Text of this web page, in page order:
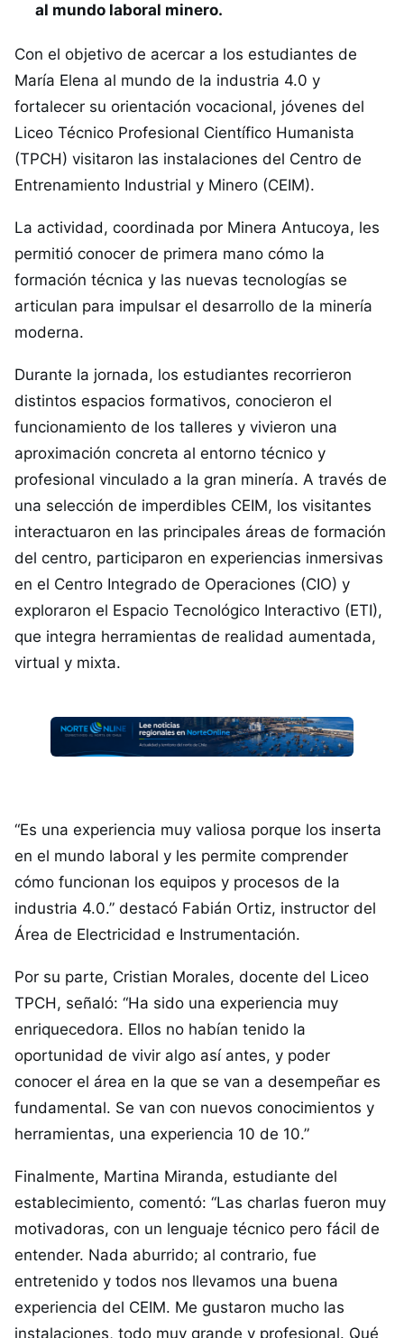
al mundo laboral minero.
Con el objetivo de acercar a los estudiantes de
María Elena al mundo de la industria 4.0 y
fortalecer su orientación vocacional, jóvenes del
Liceo Técnico Profesional Científico Humanista
(TPCH) visitaron las instalaciones del Centro de
Entrenamiento Industrial y Minero (CEIM).
La actividad, coordinada por Minera Antucoya, les
permitió conocer de primera mano cómo la
formación técnica y las nuevas tecnologías se
articulan para impulsar el desarrollo de la minería
moderna.
Durante la jornada, los estudiantes recorrieron
distintos espacios formativos, conocieron el
funcionamiento de los talleres y vivieron una
aproximación concreta al entorno técnico y
profesional vinculado a la gran minería. A través de
una selección de imperdibles CEIM, los visitantes
interactuaron en las principales áreas de formación
del centro, participaron en experiencias inmersivas
en el Centro Integrado de Operaciones (CIO) y
exploraron el Espacio Tecnológico Interactivo (ETI),
que integra herramientas de realidad aumentada,
virtual y mixta.
“Es una experiencia muy valiosa porque los inserta
en el mundo laboral y les permite comprender
cómo funcionan los equipos y procesos de la
industria 4.0.” destacó Fabián Ortiz, instructor del
Área de Electricidad e Instrumentación.
Por su parte, Cristian Morales, docente del Liceo
TPCH, señaló: “Ha sido una experiencia muy
enriquecedora. Ellos no habían tenido la
oportunidad de vivir algo así antes, y poder
conocer el área en la que se van a desempeñar es
fundamental. Se van con nuevos conocimientos y
herramientas, una experiencia 10 de 10.”
Finalmente, Martina Miranda, estudiante del
establecimiento, comentó: “Las charlas fueron muy
motivadoras, con un lenguaje técnico pero fácil de
entender. Nada aburrido; al contrario, fue
entretenido y todos nos llevamos una buena
experiencia del CEIM. Me gustaron mucho las
instalaciones, todo muy grande y profesional. Qué